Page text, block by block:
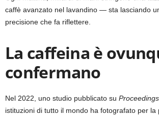
caffè avanzato nel lavandino — sta lasciando
precisione che fa riflettere.
La caffeina è
confermano
Nel 2022, uno studio pubblicato su
istituzioni di tutto il mondo ha fotografato per